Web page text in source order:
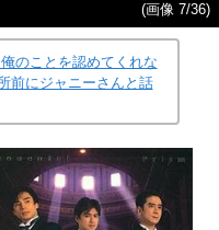
(画像 7/36)
のことを認めてくれな
にジャニーさんと話